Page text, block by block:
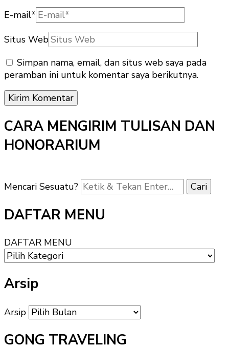
E-mail*
Situs Web
Simpan nama, email, dan situs web saya pada
peramban ini untuk komentar saya berikutnya.
CARA MENGIRIM TULISAN DAN
HONORARIUM
Mencari Sesuatu?
DAFTAR MENU
DAFTAR MENU
Arsip
Arsip
GONG TRAVELING